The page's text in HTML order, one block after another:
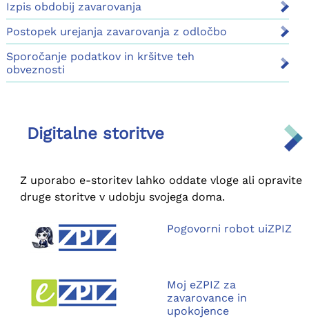
Izpis obdobij zavarovanja
Postopek urejanja zavarovanja z odločbo
Sporočanje podatkov in kršitve teh
obveznosti
Digitalne storitve
Z uporabo e-storitev lahko oddate vloge ali opravite
druge storitve v udobju svojega doma.
Pogovorni robot uiZPIZ
Moj eZPIZ za
zavarovance in
upokojence